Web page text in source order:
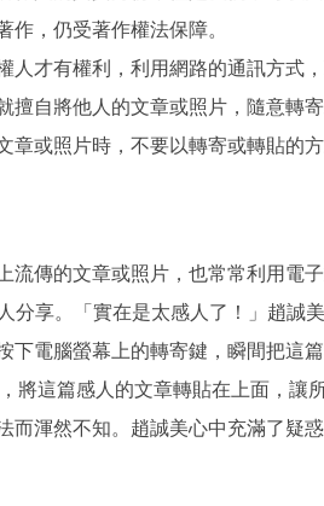
，仍受著作權法保障。
才有權利，利用網路的通訊方式
自將他人的文章或照片，隨意轉
或照片時，不要以轉寄或轉貼的
傳的文章或照片，也常常利用電
享。「實在是太感人了！」趙誠
電腦螢幕上的轉寄鍵，瞬間把這
將這篇感人的文章轉貼在上面，讓
法而渾然不知。趙誠美心中充滿